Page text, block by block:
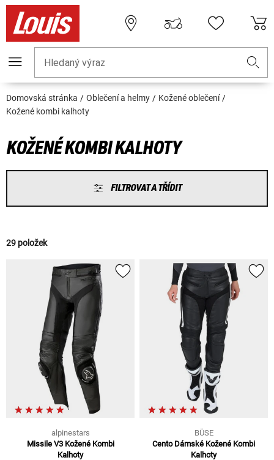
Hledaný výraz
Domovská stránka Oblečení a helmy
Kožené oblečení
Kožené kombi kalhoty
KOŽENÉ KOMBI KALHOTY
FILTROVAT A TŘÍDIT
29 položek
alpinestars
Missile V3 Kožené Kombi
Kalhoty
BÜSE
Cento Dámské Kožené Kombi
Kalhoty